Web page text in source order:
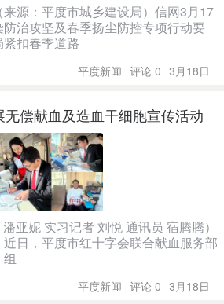
源：平度市城乡建设局）信网3月17
治攻坚及春季扬尘防控专项行动要
扣春季道路
平度新闻 评论 0 3月18日
偿献血及造血干细胞宣传活动
亚妮 实习记者 刘悦 通讯员 宿腾腾）
日，平度市红十字会联合献血服务部
平度新闻 评论 0 3月18日